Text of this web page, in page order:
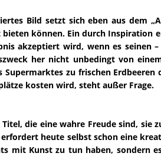
Bild setzt sich eben aus dem
können. Ein durch Inspiration
akzeptiert wird, wenn es seinen
her nicht unbedingt von
zu frischen
kosten wird, steht außer Frage.
die eine wahre Freude sind, sie
heute selbst schon eine
mit Kunst zu tun haben, sondern